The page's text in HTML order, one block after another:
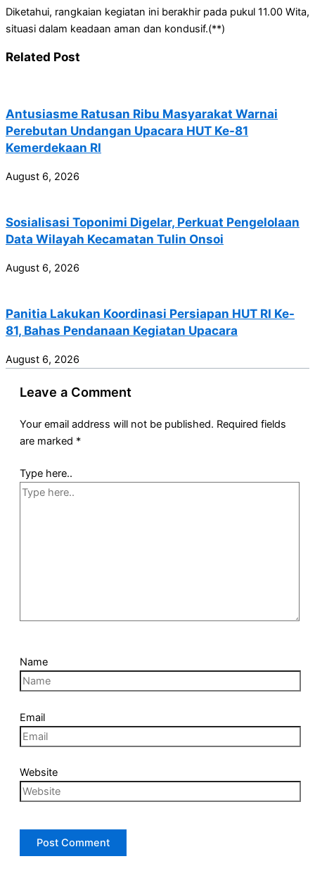
Diketahui, rangkaian kegiatan ini berakhir pada pukul 11.00 Wita,
situasi dalam keadaan aman dan kondusif.(**)
Related Post
Antusiasme Ratusan Ribu Masyarakat Warnai
Perebutan Undangan Upacara HUT Ke-81
Kemerdekaan RI
August 6, 2026
Sosialisasi Toponimi Digelar, Perkuat Pengelolaan
Data Wilayah Kecamatan Tulin Onsoi
August 6, 2026
Panitia Lakukan Koordinasi Persiapan HUT RI Ke-
81, Bahas Pendanaan Kegiatan Upacara
August 6, 2026
Leave a Comment
Your email address will not be published. Required fields
are marked *
Type here..
Name
Email
Website